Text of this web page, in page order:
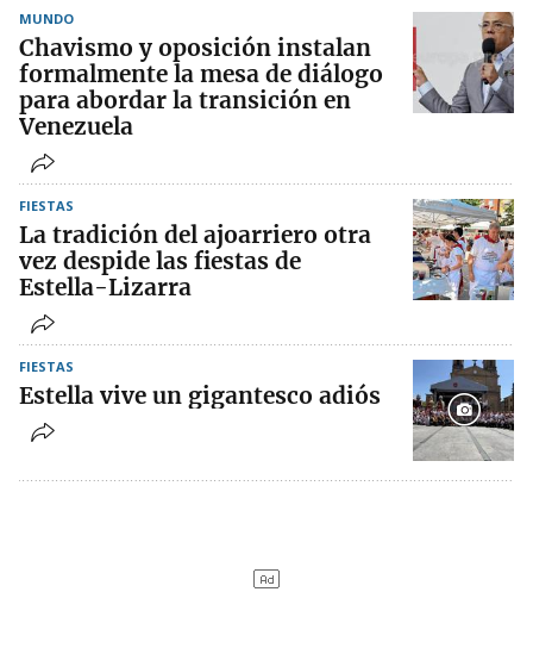
MUNDO
Chavismo y oposición instalan
formalmente la mesa de diálogo
para abordar la transición en
Venezuela
FIESTAS
La tradición del ajoarriero otra
vez despide las fiestas de
Estella-Lizarra
FIESTAS
Estella vive un gigantesco adiós